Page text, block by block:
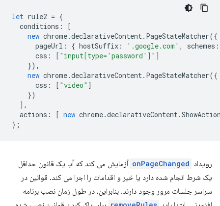
let rule2 = {
conditions :
[
new chrome.declarativeContent. PageStateMatcher({
pageUrl : { hostSuffix : '.google.com' , schemes :
css : [ "input[type='password']" ]
}),
new chrome.declarativeContent. PageStateMatcher({
css : [ "video" ]
})
],
actions : [ new chrome.declarativeContent.
};
رویداد onPageChanged آزمایش می کند که آیا یک قانون حداقل
یک شرط انجام شده دارد یا خیر و اقدامات را اجرا می کند. قوانین در
سراسر جلسات مرور وجود دارند. بنابراین، در طول زمان نصب برنامه